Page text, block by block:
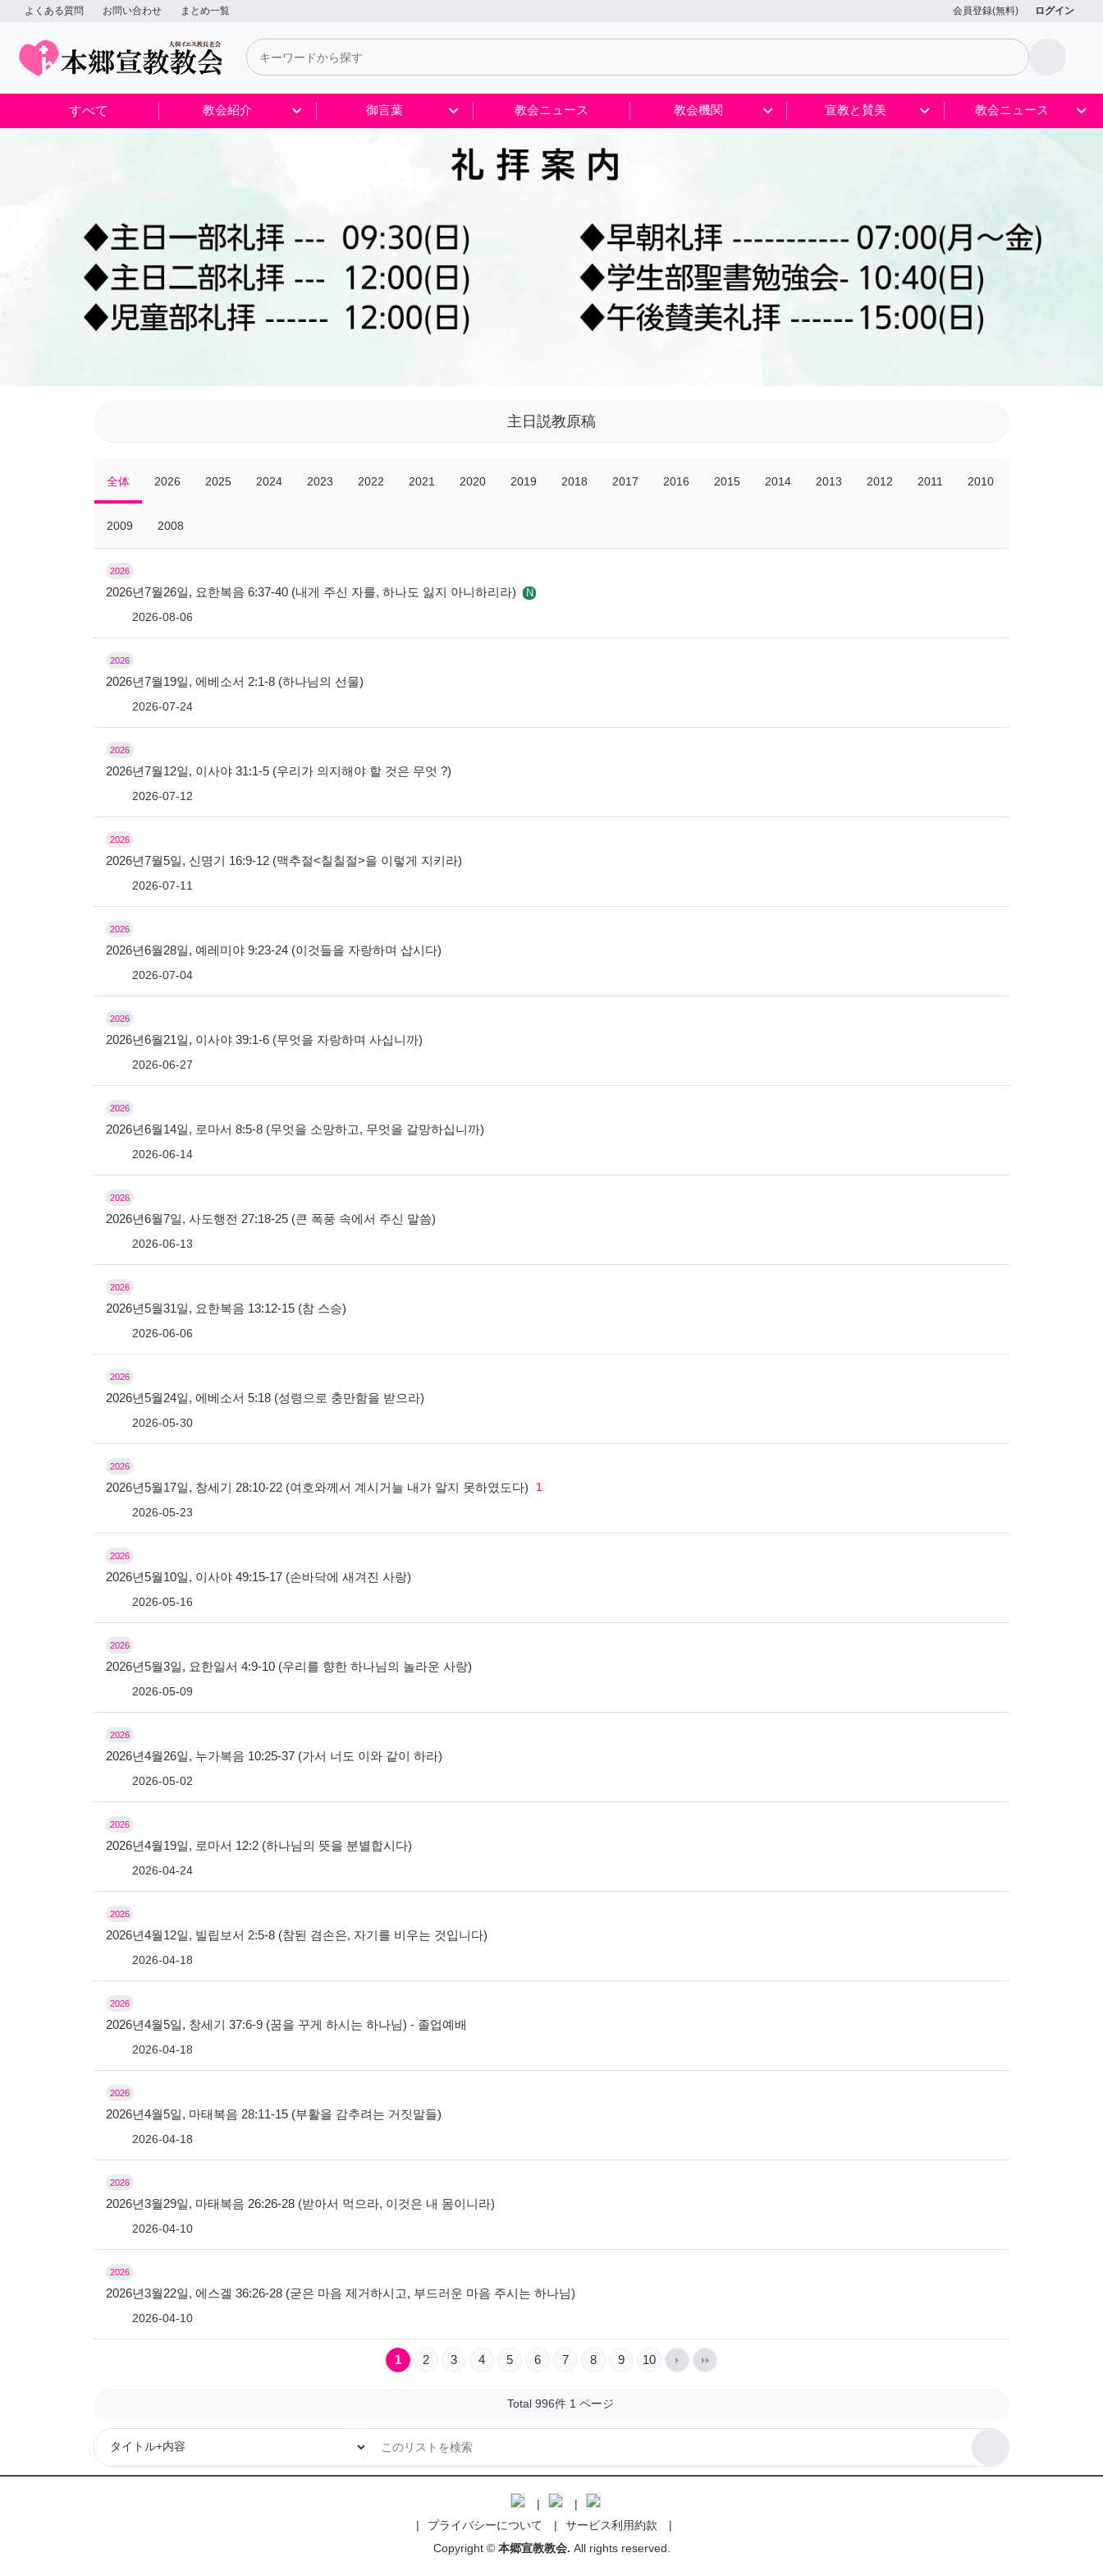
よくある質問 お問い合わせ まとめ一覧 ログイン
会員登録(無料)
すべて 教会紹介 御言葉 教会ニュース 教会機関 宣教と賛美 教会ニュース
主日説教原稿
全体 2026 2025 2024 2023 2022 2021 2020 2019 2018 2017 2016 2015 2014 2013 2012 2011 2010
2009 2008
2026
2026년7월26일, 요한복음 6:37-40 (내게 주신 자를, 하나도 잃지 아니하리라) N
2026-08-06
2026
2026년7월19일, 에베소서 2:1-8 (하나님의 선물)
2026-07-24
2026
2026년7월12일, 이사야 31:1-5 (우리가 의지해야 할 것은 무엇 ?)
2026-07-12
2026
2026년7월5일, 신명기 16:9-12 (맥추절<칠칠절>을 이렇게 지키라)
2026-07-11
2026
2026년6월28일, 예레미야 9:23-24 (이것들을 자랑하며 삽시다)
2026-07-04
2026
2026년6월21일, 이사야 39:1-6 (무엇을 자랑하며 사십니까)
2026-06-27
2026
2026년6월14일, 로마서 8:5-8 (무엇을 소망하고, 무엇을 갈망하십니까)
2026-06-14
2026
2026년6월7일, 사도행전 27:18-25 (큰 폭풍 속에서 주신 말씀)
2026-06-13
2026
2026년5월31일, 요한복음 13:12-15 (참 스승)
2026-06-06
2026
2026년5월24일, 에베소서 5:18 (성령으로 충만함을 받으라)
2026-05-30
2026
2026년5월17일, 창세기 28:10-22 (여호와께서 계시거늘 내가 알지 못하였도다)
1
2026-05-23
2026
2026년5월10일, 이사야 49:15-17 (손바닥에 새겨진 사랑)
2026-05-16
2026
2026년5월3일, 요한일서 4:9-10 (우리를 향한 하나님의 놀라운 사랑)
2026-05-09
2026
2026년4월26일, 누가복음 10:25-37 (가서 너도 이와 같이 하라)
2026-05-02
2026
2026년4월19일, 로마서 12:2 (하나님의 뜻을 분별합시다)
2026-04-24
2026
2026년4월12일, 빌립보서 2:5-8 (참된 겸손은, 자기를 비우는 것입니다)
2026-04-18
2026
2026년4월5일, 창세기 37:6-9 (꿈을 꾸게 하시는 하나님) - 졸업예배
2026-04-18
2026
2026년4월5일, 마태복음 28:11-15 (부활을 감추려는 거짓말들)
2026-04-18
2026
2026년3월29일, 마태복음 26:26-28 (받아서 먹으라, 이것은 내 몸이니라)
2026-04-10
2026
2026년3월22일, 에스겔 36:26-28 (굳은 마음 제거하시고, 부드러운 마음 주시는 하나님)
2026-04-10
1 2 3 4 5 6 7 8 9 10
Total 996件1 ページ
プライバシーについて
サービス利用約款
Copyright © 本郷宣教教会. All rights reserved.